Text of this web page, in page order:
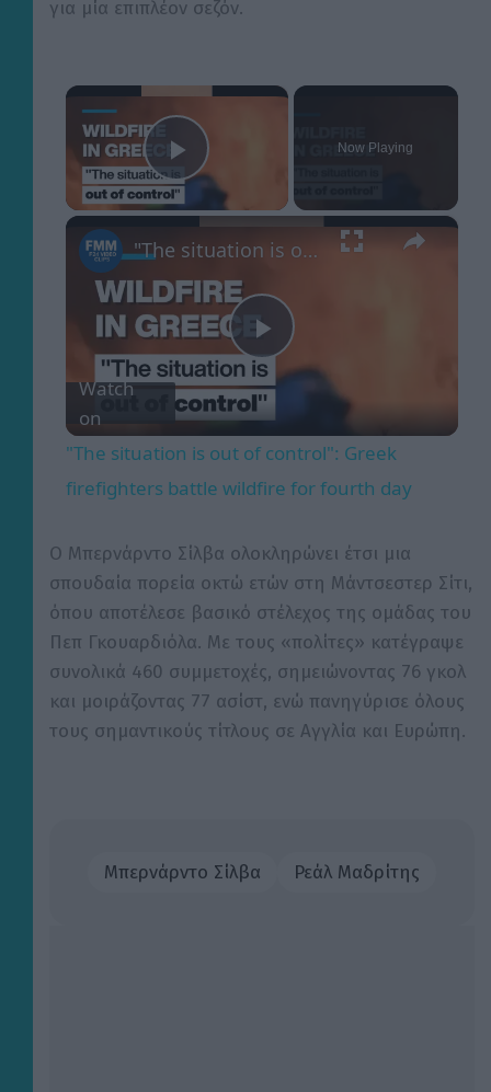
για μία επιπλέον σεζόν.
×
Play Video
Now Playing
×
P
l
a
y
V
i
d
"The situation is out of control": Greek firefighters battle wildfire for fourth day
Watch
on
"The situation is out of control": Greek
firefighters battle wildfire for fourth day
Ο Μπερνάρντο Σίλβα ολοκληρώνει έτσι μια
σπουδαία πορεία οκτώ ετών στη Μάντσεστερ Σίτι,
όπου αποτέλεσε βασικό στέλεχος της ομάδας του
Πεπ Γκουαρδιόλα. Με τους «πολίτες» κατέγραψε
συνολικά 460 συμμετοχές, σημειώνοντας 76 γκολ
και μοιράζοντας 77 ασίστ, ενώ πανηγύρισε όλους
τους σημαντικούς τίτλους σε Αγγλία και Ευρώπη.
Μπερνάρντο Σίλβα Ρεάλ Μαδρίτης